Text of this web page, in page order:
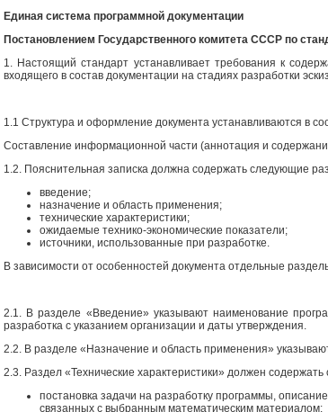
Единая система программной документации
Постановлением Государственного комитета СССР по
1. Настоящий стандарт устанавливает требования к
входящего в состав документации на стадиях разработки
1.1 Структура и оформление документа устанавливаются в
Составление информационной части (аннотация и
1.2. Пояснительная записка должна содержать следующие
введение;
назначение и область применения;
технические характеристики;
ожидаемые технико-экономические показатели;
источники, использованные при разработке.
В зависимости от особенностей документа отдельные
2.1. В разделе «Введение» указывают наименование
разработка с указанием организации и даты утверждения.
2.2. В разделе «Назначение и область применения»
2.3. Раздел «Технические характеристики» должен
постановка задачи на разработку программы,
связанных с выбранным математическим материалом;